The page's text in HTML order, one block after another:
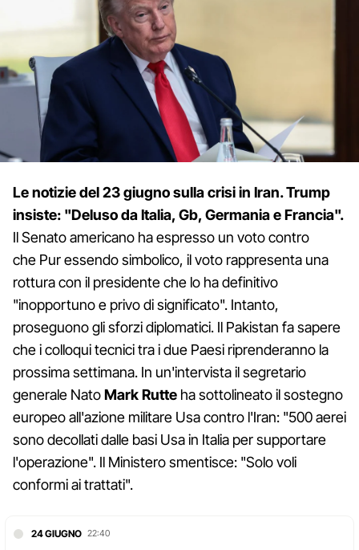
Le notizie del 23 giugno sulla crisi in Iran. Trump
insiste: "Deluso da Italia, Gb, Germania e Francia".
Il Senato americano ha espresso un voto contro
che Pur essendo simbolico, il voto rappresenta una
rottura con il presidente che lo ha definitivo
"inopportuno e privo di significato". Intanto,
proseguono gli sforzi diplomatici. Il Pakistan fa sapere
che i colloqui tecnici tra i due Paesi riprenderanno la
prossima settimana. In un'intervista il segretario
generale NatoMark Rutte ha sottolineato il sostegno
europeo all'azione militare Usa contro l'Iran: "500 aerei
sono decollati dalle basi Usa in Italia per supportare
l'operazione". Il Ministero smentisce: "Solo voli
conformi ai trattati".
24 GIUGNO 22:40